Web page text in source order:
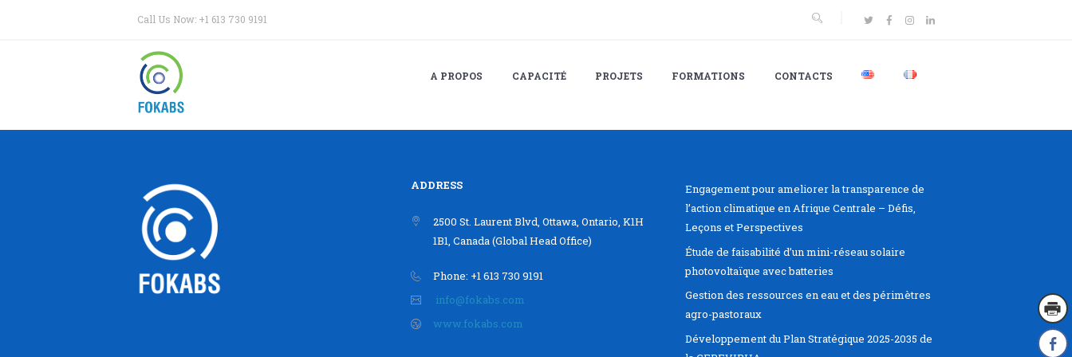
Call Us Now: +1 613 730 9191
A PROPOS CAPACITÉ PROJETS FORMATIONS CONTACTS
ADDRESS
2500 St. Laurent Blvd, Ottawa, Ontario, K1H
1B1, Canada (Global Head Office)
Phone: +1 613 730 9191
info@fokabs.com
www.fokabs.com
Engagement pour ameliorer la transparence de
l’action climatique en Afrique Centrale – Défis,
Leçons et Perspectives
Étude de faisabilité d’un mini-réseau solaire
photovoltaïque avec batteries
Gestion des ressources en eau et des périmètres
agro-pastoraux
Développement du Plan Stratégique 2025-2035 de